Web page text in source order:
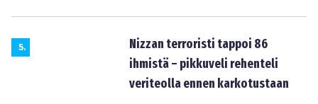
5.
Nizzan terroristi tappoi 86
ihmistä – pikkuveli rehenteli
veriteolla ennen karkotustaan